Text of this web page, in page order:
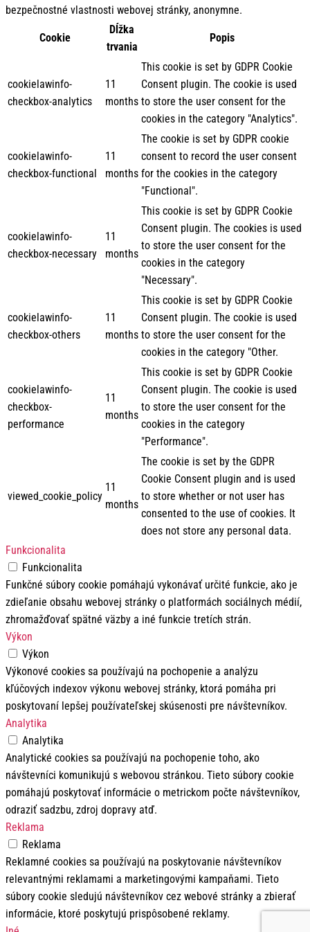
bezpečnostné vlastnosti webovej stránky, anonymne.
Cookie
Dĺžka
trvania
Popis
cookielawinfo-
checkbox-analytics
11
months
This cookie is set by GDPR Cookie
Consent plugin. The cookie is used
to store the user consent for the
cookies in the category "Analytics".
cookielawinfo-
checkbox-functional
11
months
The cookie is set by GDPR cookie
consent to record the user consent
for the cookies in the category
"Functional".
cookielawinfo-
checkbox-necessary
11
months
This cookie is set by GDPR Cookie
Consent plugin. The cookies is used
to store the user consent for the
cookies in the category
"Necessary".
cookielawinfo-
checkbox-others
11
months
This cookie is set by GDPR Cookie
Consent plugin. The cookie is used
to store the user consent for the
cookies in the category "Other.
cookielawinfo-
checkbox-
performance
11
months
This cookie is set by GDPR Cookie
Consent plugin. The cookie is used
to store the user consent for the
cookies in the category
"Performance".
viewed_cookie_policy
11
months
The cookie is set by the GDPR
Cookie Consent plugin and is used
to store whether or not user has
consented to the use of cookies. It
does not store any personal data.
Funkcionalita
Funkcionalita
Funkčné súbory cookie pomáhajú vykonávať určité funkcie, ako je
zdieľanie obsahu webovej stránky o platformách sociálnych médií,
zhromažďovať spätné väzby a iné funkcie tretích strán.
Výkon
Výkon
Výkonové cookies sa používajú na pochopenie a analýzu
kľúčových indexov výkonu webovej stránky, ktorá pomáha pri
poskytovaní lepšej používateľskej skúsenosti pre návštevníkov.
Analytika
Analytika
Analytické cookies sa používajú na pochopenie toho, ako
návštevníci komunikujú s webovou stránkou. Tieto súbory cookie
pomáhajú poskytovať informácie o metrickom počte návštevníkov,
odraziť sadzbu, zdroj dopravy atď.
Reklama
Reklama
Reklamné cookies sa používajú na poskytovanie návštevníkov
relevantnými reklamami a marketingovými kampaňami. Tieto
súbory cookie sledujú návštevníkov cez webové stránky a zbierať
informácie, ktoré poskytujú prispôsobené reklamy.